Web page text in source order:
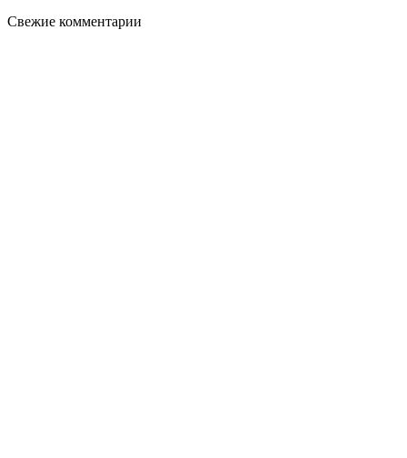
Свежие комментарии